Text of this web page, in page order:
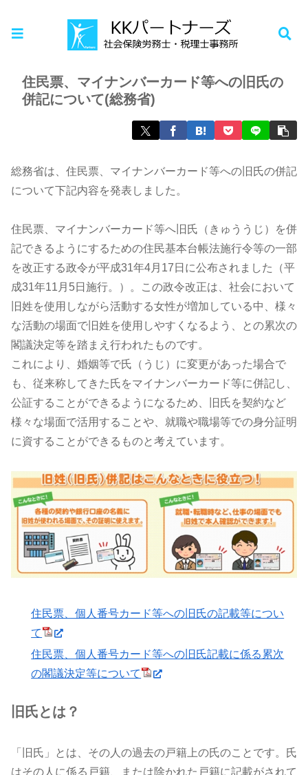
お知らせ
住民票、マイナンバーカード等への旧氏の
併記について(総務省)
総務省は、住民票、マイナンバーカード等への旧氏の併記
について下記内容を発表しました。
住民票、マイナンバーカード等へ旧氏（きゅううじ）を併
記できるようにするための住民基本台帳法施行令等の一部
を改正する政令が平成31年4月17日に公布されました（平
成31年11月5日施行。）。この政令改正は、社会において
旧姓を使用しながら活動する女性が増加している中、様々
な活動の場面で旧姓を使用しやすくなるよう、との累次の
閣議決定等を踏まえ行われたものです。
これにより、婚姻等で氏（うじ）に変更があった場合で
も、従来称してきた氏をマイナンバーカード等に併記し、
公証することができるようになるため、旧氏を契約など
様々な場面で活用することや、就職や職場等での身分証明
に資することができるものと考えています。
住民票、個人番号カード等への旧氏の記載等につい
て
住民票、個人番号カード等への旧氏記載に係る累次
の閣議決定等について
旧氏とは？
「旧氏」とは、その人の過去の戸籍上の氏のことです。氏
はその人に係る戸籍、または除かれた戸籍に記載がされて